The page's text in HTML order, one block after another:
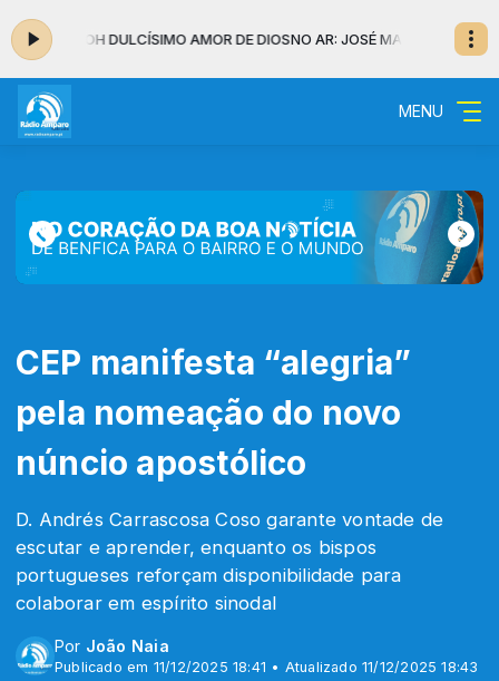
- OH DULCÍSIMO AMOR DE DIOSNO AR: JOSÉ MANUEL
MENU
CEP manifesta “alegria”
pela nomeação do novo
núncio apostólico
D. Andrés Carrascosa Coso garante vontade de
escutar e aprender, enquanto os bispos
portugueses reforçam disponibilidade para
colaborar em espírito sinodal
Por João Naia
Publicado em 11/12/2025 18:41 • Atualizado 11/12/2025 18:43